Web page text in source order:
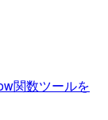
関数ツールを